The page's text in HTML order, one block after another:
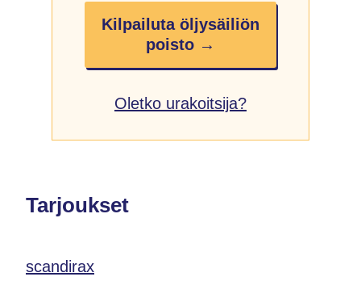
Kilpailuta öljysäiliön
poisto →
Oletko urakoitsija?
Tarjoukset
scandirax